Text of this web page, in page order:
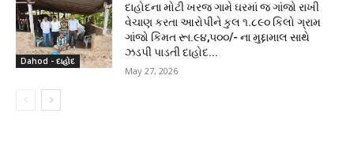
Dahod - દાહોદ
દાહોદના મોટી ખરજ ગામે ઘરમાં જ ગાંજો રાખી
વેચાણ કરતા આરોપીને કુલ ૧.૮૯૦ કિલો ગ્રામ
ગાંજો કિંમત રૂા.૯૪,૫૦૦/- ના મુદ્દામાલ સાથે
ઝડપી પાડતી દાહોદ...
May 27, 2026